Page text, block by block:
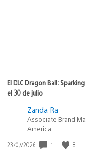
El DLC Dragon Ball:
el 30 de julio
Zanda Ra
Associate Brand
America
Fecha
23/07/2026 1 8